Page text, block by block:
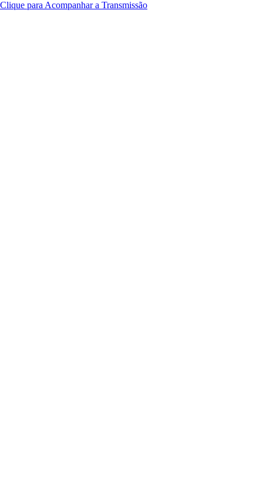
Clique para Acompanhar a Transmissão